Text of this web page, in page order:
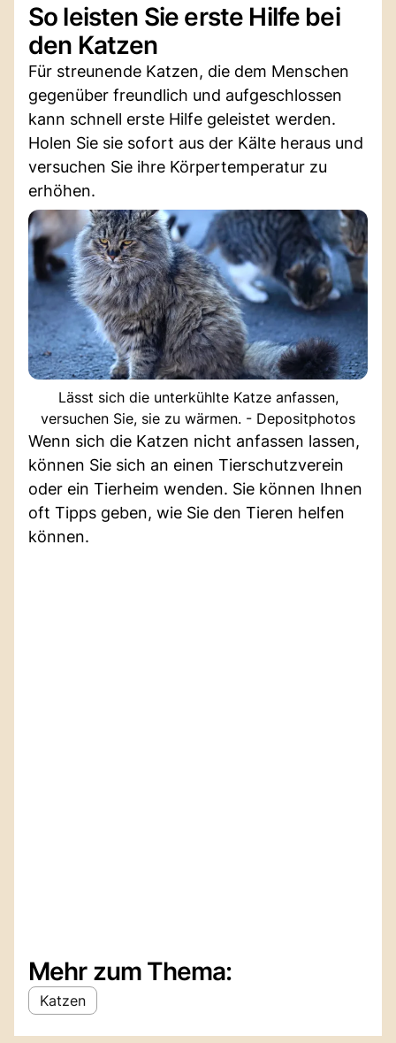
So leisten Sie erste Hilfe bei
den Katzen
Für streunende Katzen, die dem Menschen
gegenüber freundlich und aufgeschlossen
kann schnell erste Hilfe geleistet werden.
Holen Sie sie sofort aus der Kälte heraus und
versuchen Sie ihre Körpertemperatur zu
erhöhen.
Lässt sich die unterkühlte Katze anfassen,
versuchen Sie, sie zu wärmen. - Depositphotos
Wenn sich die Katzen nicht anfassen lassen,
können Sie sich an einen Tierschutzverein
oder ein Tierheim wenden. Sie können Ihnen
oft Tipps geben, wie Sie den Tieren helfen
können.
Mehr zum Thema:
Katzen